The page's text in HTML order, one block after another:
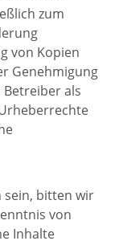
zum
von Kopien
Genehmigung
Betreiber als
sein, bitten wir
von
Inhalte